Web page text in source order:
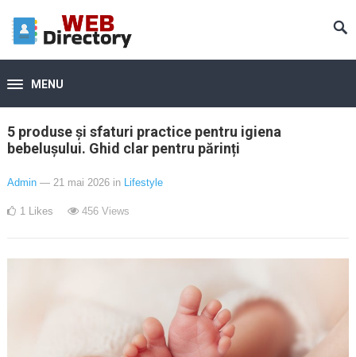
MENU
5 produse și sfaturi practice pentru igiena
bebelușului. Ghid clar pentru părinți
Admin — 21 mai 2026 in Lifestyle
1 Likes 456Views